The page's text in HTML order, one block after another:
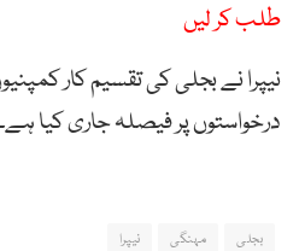
طلب کر لیں
نیپرا نے بجلی کی تقسیم کار
درخواستوں پر فیصلہ جاری کیا
بجلی مہنگی نیپرا